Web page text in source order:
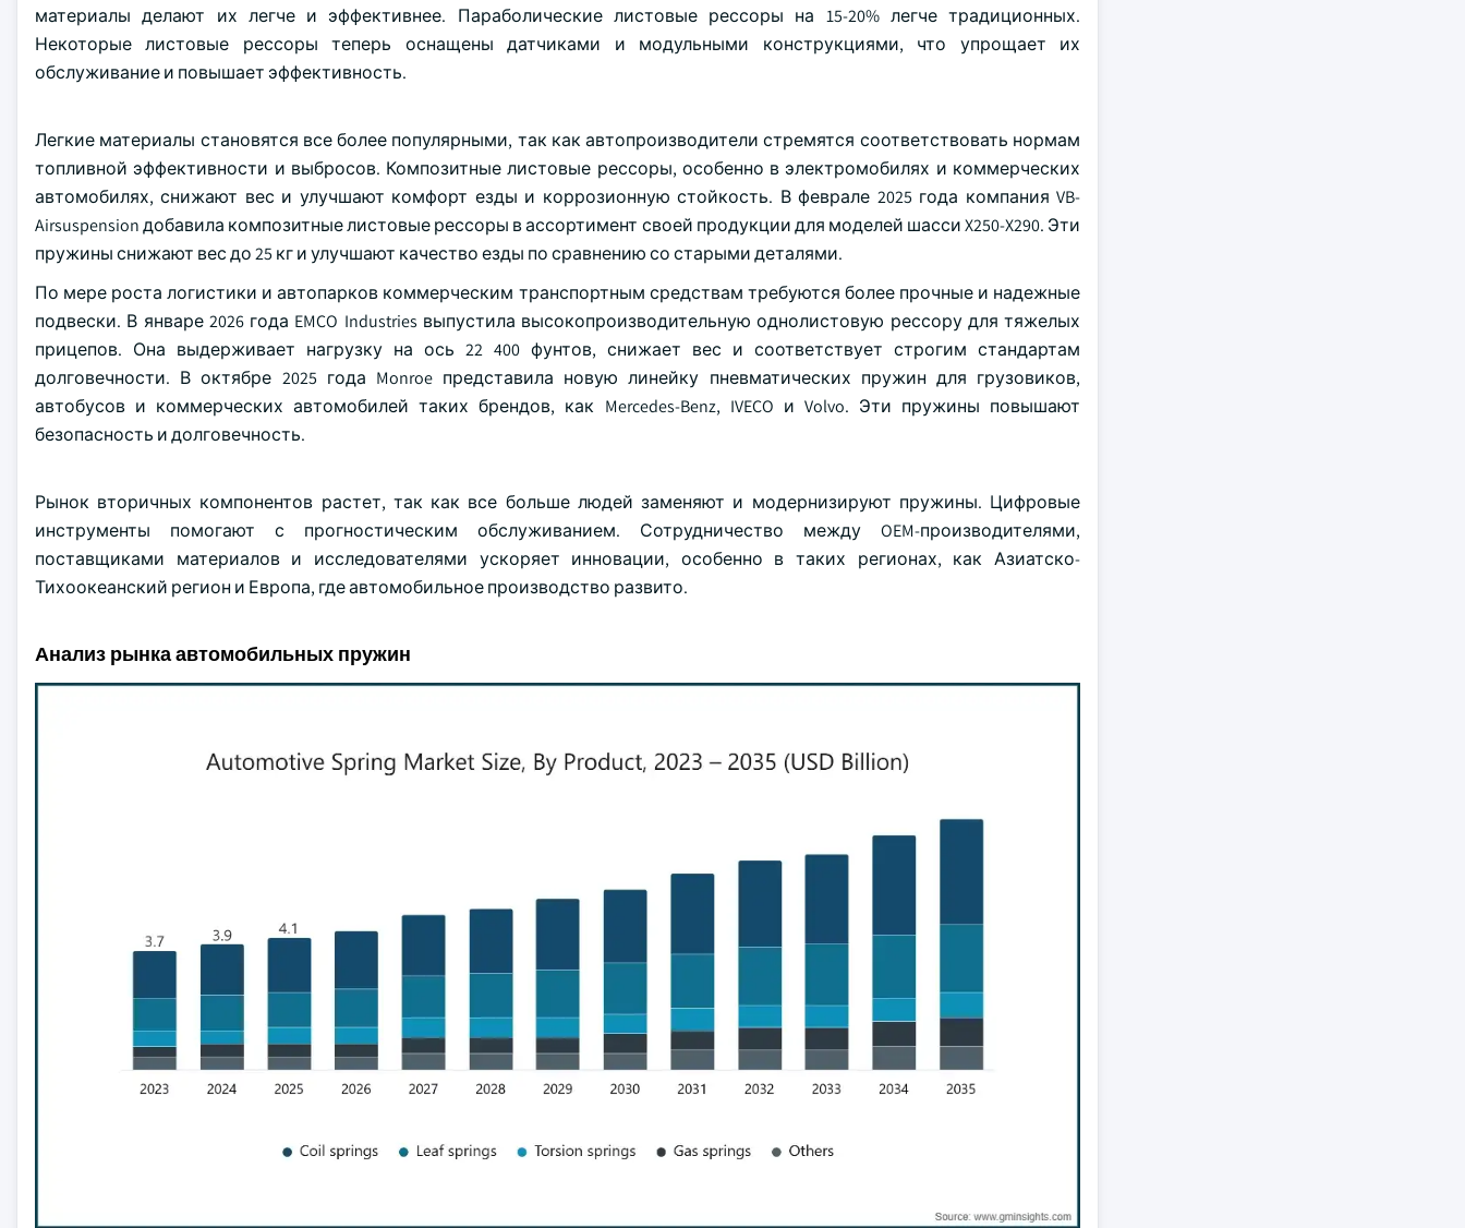
материалы делают их легче и эффективнее. Параболические листовые рессоры на 15-20% легче традиционных.
Некоторые листовые рессоры теперь оснащены датчиками и модульными конструкциями, что упрощает их
обслуживание и повышает эффективность.
Легкие материалы становятся все более популярными, так как автопроизводители стремятся соответствовать нормам
топливной эффективности и выбросов. Композитные листовые рессоры, особенно в электромобилях и коммерческих
автомобилях, снижают вес и улучшают комфорт езды и коррозионную стойкость. В феврале 2025 года компания VB-
Airsuspension добавила композитные листовые рессоры в ассортимент своей продукции для моделей шасси X250-X290. Эти
пружины снижают вес до 25 кг и улучшают качество езды по сравнению со старыми деталями.
По мере роста логистики и автопарков коммерческим транспортным средствам требуются более прочные и надежные
подвески. В январе 2026 года EMCO Industries выпустила высокопроизводительную однолистовую рессору для тяжелых
прицепов. Она выдерживает нагрузку на ось 22 400 фунтов, снижает вес и соответствует строгим стандартам
долговечности. В октябре 2025 года Monroe представила новую линейку пневматических пружин для грузовиков,
автобусов и коммерческих автомобилей таких брендов, как Mercedes-Benz, IVECO и Volvo. Эти пружины повышают
безопасность и долговечность.
Рынок вторичных компонентов растет, так как все больше людей заменяют и модернизируют пружины. Цифровые
инструменты помогают с прогностическим обслуживанием. Сотрудничество между OEM-производителями,
поставщиками материалов и исследователями ускоряет инновации, особенно в таких регионах, как Азиатско-
Тихоокеанский регион и Европа, где автомобильное производство развито.
Анализ рынка автомобильных пружин